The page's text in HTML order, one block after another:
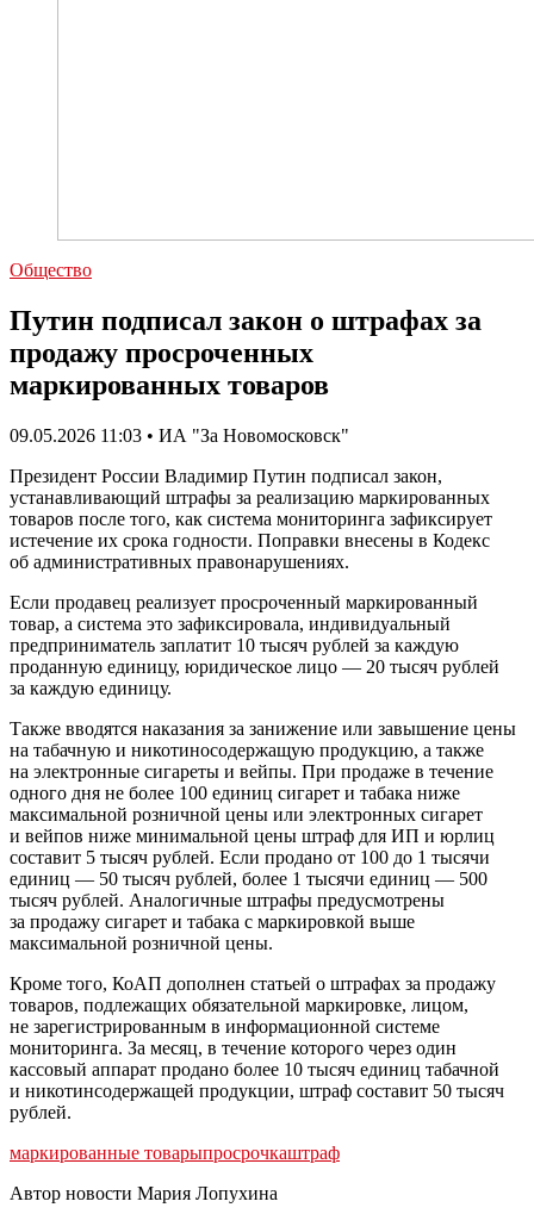
Общество
Путин подписал закон о штрафах за
продажу просроченных
маркированных товаров
09.05.2026 11:03 • ИА "За Новомосковск"
Президент России Владимир Путин подписал закон,
устанавливающий штрафы за реализацию маркированных
товаров после того, как система мониторинга зафиксирует
истечение их срока годности. Поправки внесены в Кодекс
об административных правонарушениях.
Если продавец реализует просроченный маркированный
товар, а система это зафиксировала, индивидуальный
предприниматель заплатит 10 тысяч рублей за каждую
проданную единицу, юридическое лицо — 20 тысяч рублей
за каждую единицу.
Также вводятся наказания за занижение или завышение цены
на табачную и никотиносодержащую продукцию, а также
на электронные сигареты и вейпы. При продаже в течение
одного дня не более 100 единиц сигарет и табака ниже
максимальной розничной цены или электронных сигарет
и вейпов ниже минимальной цены штраф для ИП и юрлиц
составит 5 тысяч рублей. Если продано от 100 до 1 тысячи
единиц — 50 тысяч рублей, более 1 тысячи единиц — 500
тысяч рублей. Аналогичные штрафы предусмотрены
за продажу сигарет и табака с маркировкой выше
максимальной розничной цены.
Кроме того, КоАП дополнен статьей о штрафах за продажу
товаров, подлежащих обязательной маркировке, лицом,
не зарегистрированным в информационной системе
мониторинга. За месяц, в течение которого через один
кассовый аппарат продано более 10 тысяч единиц табачной
и никотинсодержащей продукции, штраф составит 50 тысяч
рублей.
маркированные товарыпросрочкаштраф
Автор новости Мария Лопухина